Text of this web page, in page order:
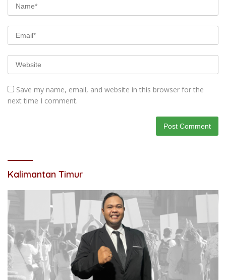
Save my name, email, and website in this browser for the
next time I comment.
Kalimantan Timur